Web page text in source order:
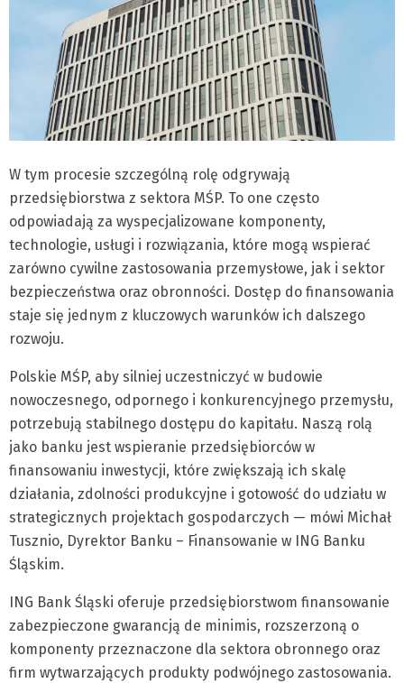
W tym procesie szczególną rolę odgrywają
przedsiębiorstwa z sektora MŚP. To one często
odpowiadają za wyspecjalizowane komponenty,
technologie, usługi i rozwiązania, które mogą wspierać
zarówno cywilne zastosowania przemysłowe, jak i sektor
bezpieczeństwa oraz obronności. Dostęp do finansowania
staje się jednym z kluczowych warunków ich dalszego
rozwoju.
Polskie MŚP, aby silniej uczestniczyć w budowie
nowoczesnego, odpornego i konkurencyjnego przemysłu,
potrzebują stabilnego dostępu do kapitału. Naszą rolą
jako banku jest wspieranie przedsiębiorców w
finansowaniu inwestycji, które zwiększają ich skalę
działania, zdolności produkcyjne i gotowość do udziału w
strategicznych projektach gospodarczych — mówi Michał
Tusznio, Dyrektor Banku – Finansowanie w ING Banku
Śląskim.
ING Bank Śląski oferuje przedsiębiorstwom finansowanie
zabezpieczone gwarancją de minimis, rozszerzoną o
komponenty przeznaczone dla sektora obronnego oraz
firm wytwarzających produkty podwójnego zastosowania.